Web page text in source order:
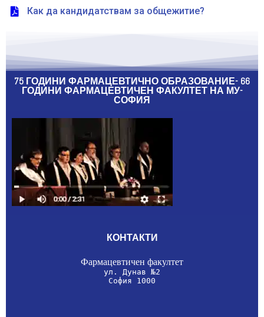
Как да кандидатствам за общежитие?
75 ГОДИНИ ФАРМАЦЕВТИЧНО ОБРАЗОВАНИЕ- 66
ГОДИНИ ФАРМАЦЕВТИЧЕН ФАКУЛТЕТ НА МУ-
СОФИЯ
КОНТАКТИ
София 1000